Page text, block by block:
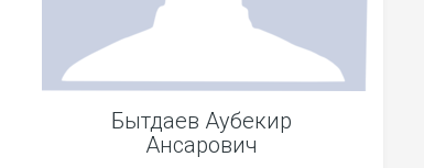
Бытдаев Аубекир
Ансарович